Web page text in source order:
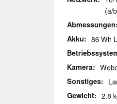
(a/
Abmessungen
Akku 86 Wh
Kamera
Sonstiges
Gewicht 2.8